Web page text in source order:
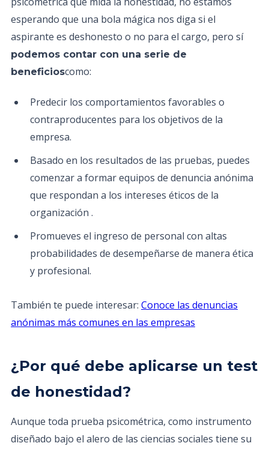
esperando que una bola mágica nos diga si el
aspirante es deshonesto o no para el cargo, pero sí
podemos contar con una serie de
beneficioscomo:
Predecir los comportamientos favorables o
contraproducentes para los objetivos de la
empresa.
Basado en los resultados de las pruebas, puedes
comenzar a formar equipos de denuncia anónima
que respondan a los intereses éticos de la
organización .
Promueves el ingreso de personal con altas
probabilidades de desempeñarse de manera ética
y profesional.
También te puede interesar: Conoce las denuncias
anónimas más comunes en las empresas
¿Por qué debe aplicarse un test
de honestidad?
Aunque toda prueba psicométrica, como instrumento
diseñado bajo el alero de las ciencias sociales tiene su